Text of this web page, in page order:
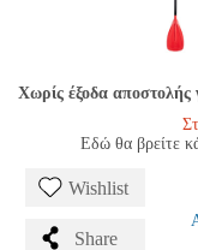
Χωρίς έξοδα
Εδώ θα βρείτε
Wishlist
Share